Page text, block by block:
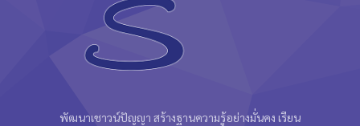
พัฒนาเชาวน์ปัญญา สร้างฐานความรู้อย่างมั่นคง เรียน